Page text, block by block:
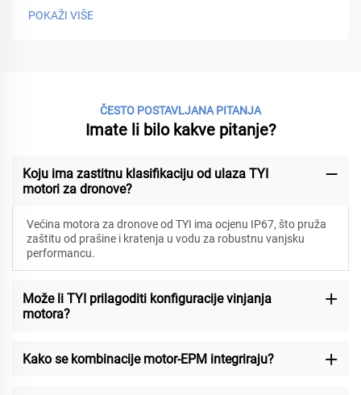
POKAŽI VIŠE
ČESTO POSTAVLJANA PITANJA
Imate li bilo kakve pitanje?
Koju ima zastitnu klasifikaciju od ulaza TYI
motori za dronove?
Većina motora za dronove od TYI ima ocjenu IP67, što pruža
zaštitu od prašine i kratenja u vodu za robustnu vanjsku
performancu.
Može li TYI prilagoditi konfiguracije vinjanja
motora?
Kako se kombinacije motor-EPM integriraju?